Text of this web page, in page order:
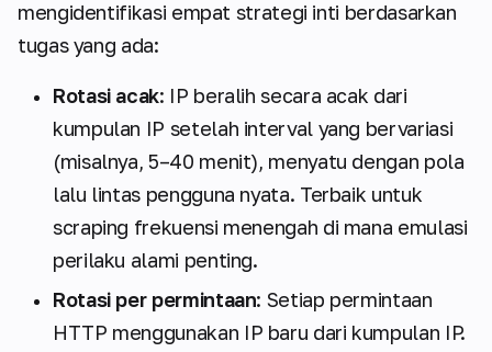
mengidentifikasi empat strategi inti berdasarkan
tugas yang ada:
Rotasi acak: IP beralih secara acak dari
kumpulan IP setelah interval yang bervariasi
(misalnya, 5–40 menit), menyatu dengan pola
lalu lintas pengguna nyata. Terbaik untuk
scraping frekuensi menengah di mana emulasi
perilaku alami penting.
Rotasi per permintaan: Setiap permintaan
HTTP menggunakan IP baru dari kumpulan IP.